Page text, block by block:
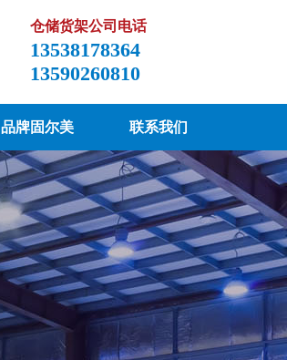
仓储货架公司电话
13538178364
13590260810
品牌固尔美 联系我们